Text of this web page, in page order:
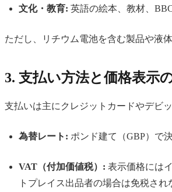
文化・教育: 英語の絵本、教材、
ただし、リチウム電池を含む製品や液
3. 支払い方法と価格表示
支払いは主にクレジットカードやデビ
為替レート: ポンド建て（GBP）で
VAT（付加価値税）: 表示価格には
トプレイス出品者の場合は免税さ